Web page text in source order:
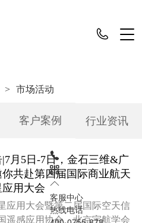
> 市场活动
客户案例 行业资讯
|7月5日-7日，金石三维&广
共赴第四届国际商业航天
用大会
应用大会暨第二届国际空天信
遥感应用协会、北京宇航学会
客服中心
热线电话